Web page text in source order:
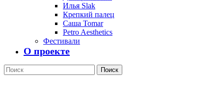
Илья Slak
Крепкий палец
Саша Tomar
Petro Aesthetics
Фестивали
О проекте
Поиск